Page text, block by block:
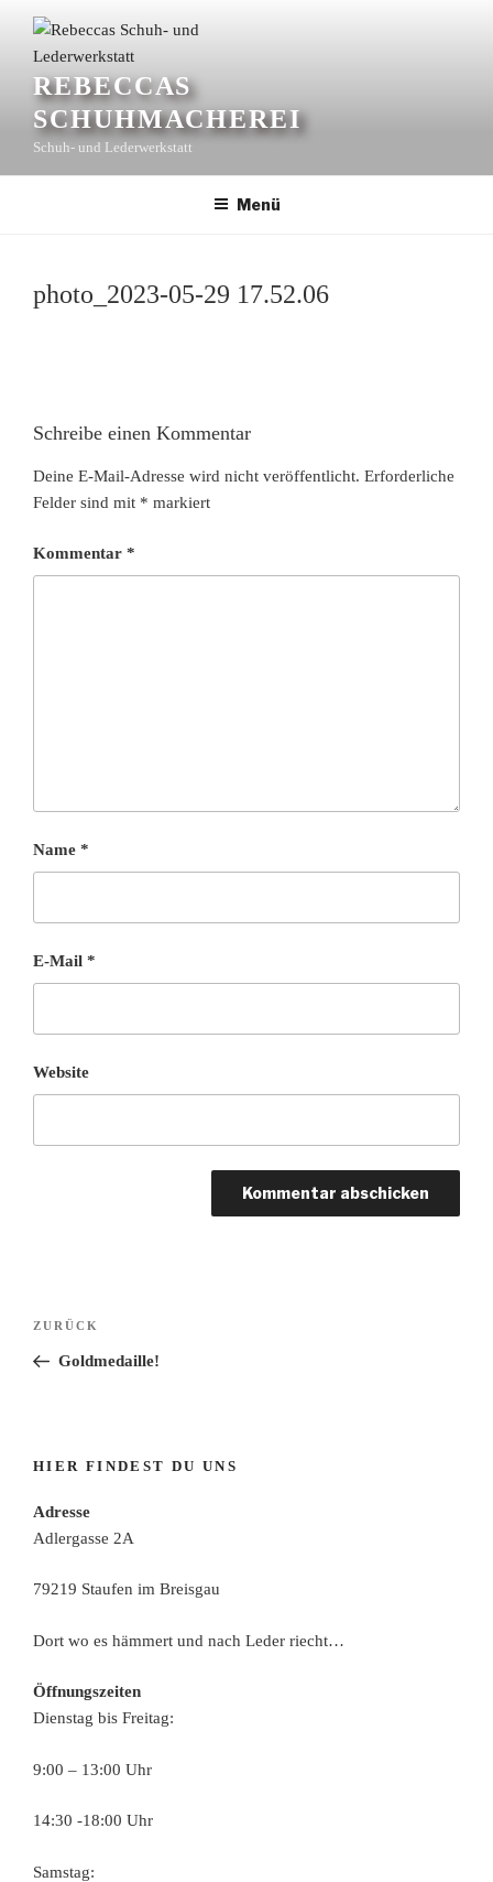
Inhalt
springen
REBECCAS
SCHUHMACHEREI
Schuh- und Lederwerkstatt
Menü
photo_2023-05-29 17.52.06
Schreibe einen Kommentar
Deine E-Mail-Adresse wird nicht veröffentlicht. Erforderliche
Felder sind mit * markiert
Kommentar *
Name *
E-Mail *
Website
Beitrags-
Vorheriger
Beitrag
ZURÜCK
Goldmedaille!
HIER FINDEST DU UNS
Adresse
Adlergasse 2A
79219 Staufen im Breisgau
Dort wo es hämmert und nach Leder riecht…
Öffnungszeiten
Dienstag bis Freitag:
9:00 – 13:00 Uhr
14:30 -18:00 Uhr
Samstag: